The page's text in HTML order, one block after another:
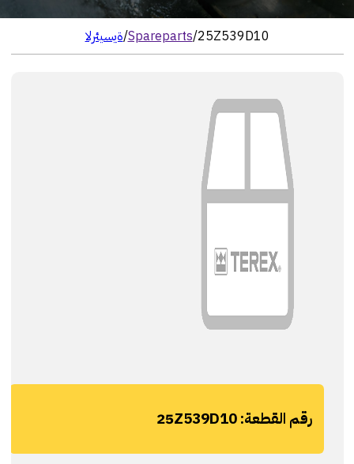
الرئيسية/Spareparts/25Z539D10
رقم القطعة:25Z539D10